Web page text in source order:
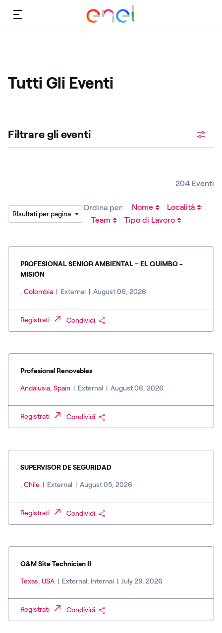
Menù
Tutti Gli Eventi
Filtrare gli eventi
204 Eventi
RIsultati per pagina
Ordina per:
PROFESIONAL SENIOR AMBIENTAL – EL QUIMBO -
MISIÓN
, Colombia | External | August 06, 2026
Registrati Condividi
Profesional Renovables
Andalusia, Spain | External | August 06, 2026
Registrati Condividi
SUPERVISOR DE SEGURIDAD
, Chile | External | August 05, 2026
Registrati Condividi
O&M Site Technician II
Texas, USA | External, Internal | July 29, 2026
Registrati Condividi